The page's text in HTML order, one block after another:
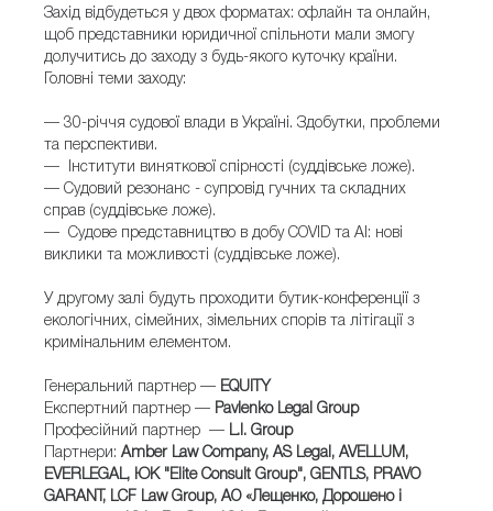
Захід відбудеться у двох форматах: офлайн та онлайн,
щоб представники юридичної спільноти мали змогу
долучитись до заходу з будь-якого куточку країни.
Головні теми заходу:
— 30-річчя судової влади в Україні. Здобутки, проблеми
та перспективи.
— Інститути виняткової спірності (суддівське ложе).
— Судовий резонанс - супровід гучних та складних
справ (суддівське ложе).
— Судове представництво в добу COVID та АІ: нові
виклики та можливості (суддівське ложе).
У другому залі будуть проходити бутик-конференції з
екологічних, сімейних, зімельних спорів та літігації з
кримінальним елементом.
Генеральний партнер — EQUITY
Експертний партнер — Pavlenko Legal Group
Професійний партнер
— L.I. Group
Партнери: Amber Law Company, AS Legal, AVELLUM,
EVERLEGAL, ЮК "Elite Consult Group", GENTLS, PRAVO
GARANT, LCF Law Group, АО «Лещенко, Дорошено і